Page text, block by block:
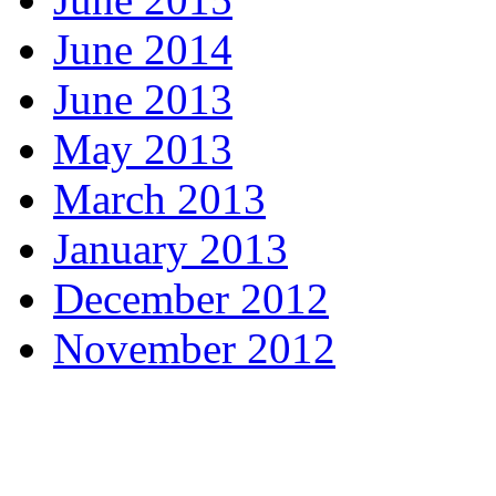
June 2014
June 2013
May 2013
March 2013
January 2013
December 2012
November 2012